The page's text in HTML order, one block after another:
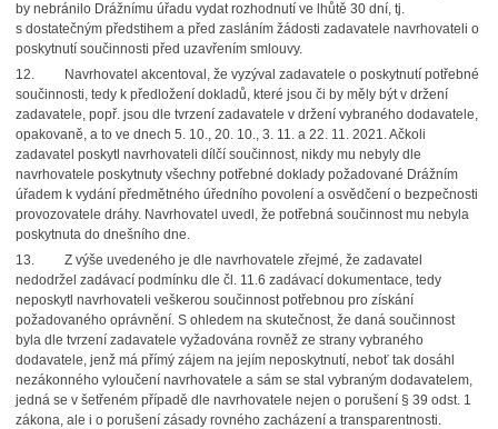
by nebránilo Drážnímu úřadu vydat rozhodnutí ve lhůtě 30 dní, tj.
s dostatečným předstihem a před zasláním žádosti zadavatele navrhovateli o
poskytnutí součinnosti před uzavřením smlouvy.
12. Navrhovatel akcentoval, že vyzýval zadavatele o poskytnutí potřebné
součinnosti, tedy k předložení dokladů, které jsou či by měly být v držení
zadavatele, popř. jsou dle tvrzení zadavatele v držení vybraného dodavatele,
opakovaně, a to ve dnech 5. 10., 20. 10., 3. 11. a 22. 11. 2021. Ačkoli
zadavatel poskytl navrhovateli dílčí součinnost, nikdy mu nebyly dle
navrhovatele poskytnuty všechny potřebné doklady požadované Drážním
úřadem k vydání předmětného úředního povolení a osvědčení o bezpečnosti
provozovatele dráhy. Navrhovatel uvedl, že potřebná součinnost mu nebyla
poskytnuta do dnešního dne.
13. Z výše uvedeného je dle navrhovatele zřejmé, že zadavatel
nedodržel zadávací podmínku dle čl. 11.6 zadávací dokumentace, tedy
neposkytl navrhovateli veškerou součinnost potřebnou pro získání
požadovaného oprávnění. S ohledem na skutečnost, že daná součinnost
byla dle tvrzení zadavatele vyžadována rovněž ze strany vybraného
dodavatele, jenž má přímý zájem na jejím neposkytnutí, neboť tak dosáhl
nezákonného vyloučení navrhovatele a sám se stal vybraným dodavatelem,
jedná se v šetřeném případě dle navrhovatele nejen o porušení § 39 odst. 1
zákona, ale i o porušení zásady rovného zacházení a transparentnosti.